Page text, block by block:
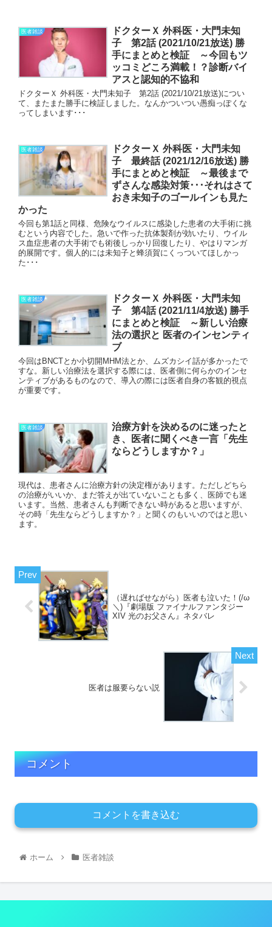
医者雑談
ドクターＸ 外科医・大門未知
子 第2話 (2021/10/21放送) 勝
手にまとめと検証 ～今回もツ
ッコミどころ満載！？診断バイ
アスと認知的不協和
ドクターＸ 外科医・大門未知子 第2話 (2021/10/21放送)につい
て、またまた勝手に検証しました。なんかついつい愚痴っぽくな
ってしまいます･･･
医者雑談
ドクターＸ 外科医・大門未知
子 最終話 (2021/12/16放送) 勝
手にまとめと検証 ～最後まで
ずさんな感染対策･･･それはさて
おき未知子のゴールインも見た
かった
今回も第1話と同様、危険なウイルスに感染した患者の大手術に挑
むという内容でした。急いで作った抗体製剤が効いたり、ウイル
ス血症患者の大手術でも術後しっかり回復したり、やはりマンガ
的展開です。個人的には未知子と蜂須賀にくっついてほしかっ
た･･･
医者雑談
ドクターＸ 外科医・大門未知
子 第4話 (2021/11/4放送) 勝手
にまとめと検証 ～新しい治療
法の選択と 医者のインセンティ
ブ
今回はBNCTとか小切開MHM法とか、ムズカシイ話が多かったで
すな。新しい治療法を選択する際には、医者側に何らかのインセ
ンティブがあるものなので、導入の際には医者自身の客観的視点
が重要です。
医者雑談
治療方針を決めるのに迷ったと
き、医者に聞くべき一言「先生
ならどうしますか？」
現代は、患者さんに治療方針の決定権があります。ただしどちら
の治療がいいか、まだ答えが出ていないことも多く、医師でも迷
います。当然、患者さんも判断できない時があると思いますが、
その時「先生ならどうしますか？」と聞くのもいいのではと思い
ます。
（遅ればせながら）医者も泣いた！(/ω
＼)『劇場版 ファイナルファンタジー
XIV 光のお父さん』ネタバレ
医者は服要らない説
コメント
コメントを書き込む
ホーム 医者雑談